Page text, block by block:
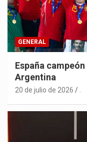
GENERAL
España
Argentina
20 de julio de 2026 .